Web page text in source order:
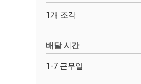
1개 조각
배달 시간
1-7 근무일